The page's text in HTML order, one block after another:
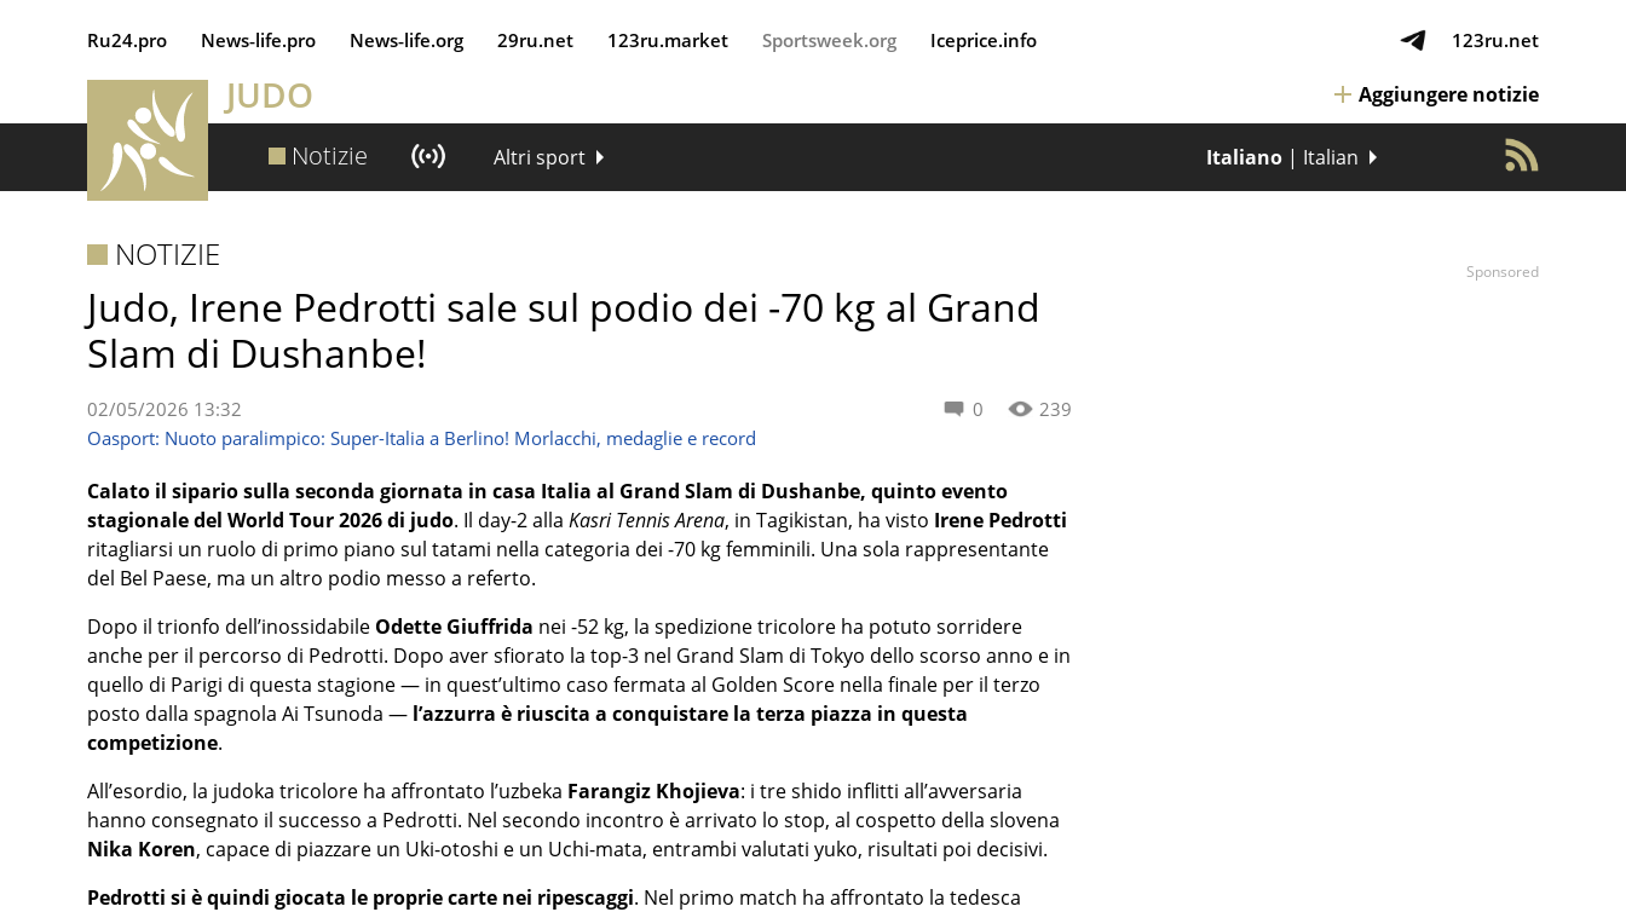
Ru24.pro News‑life.pro News‑life.org 29ru.net 123ru.market Sportsweek.org Iceprice.info 123ru.net
JUDO Aggiungere notizie
Notizie Altri sport Italiano | Italian
NOTIZIE
Judo, Irene Pedrotti sale sul podio dei -70 kg al Grand
Slam di Dushanbe!
0 239
02/05/2026 13:32
Oasport: Nuoto paralimpico: Super-Italia a Berlino! Morlacchi, medaglie e record
Calato il sipario sulla seconda giornata in casa Italia al Grand Slam di Dushanbe, quinto evento
stagionale del World Tour 2026 di judo. Il day-2 alla Kasri Tennis Arena, in Tagikistan, ha visto Irene Pedrotti
ritagliarsi un ruolo di primo piano sul tatami nella categoria dei -70 kg femminili. Una sola rappresentante
del Bel Paese, ma un altro podio messo a referto.
Dopo il trionfo dell’inossidabile Odette Giuffrida nei -52 kg, la spedizione tricolore ha potuto sorridere
anche per il percorso di Pedrotti. Dopo aver sfiorato la top-3 nel Grand Slam di Tokyo dello scorso anno e in
quello di Parigi di questa stagione — in quest’ultimo caso fermata al Golden Score nella finale per il terzo
posto dalla spagnola Ai Tsunoda — l’azzurra è riuscita a conquistare la terza piazza in questa
competizione.
All’esordio, la judoka tricolore ha affrontato l’uzbeka Farangiz Khojieva: i tre shido inflitti all’avversaria
hanno consegnato il successo a Pedrotti. Nel secondo incontro è arrivato lo stop, al cospetto della slovena
Nika Koren, capace di piazzare un Uki-otoshi e un Uchi-mata, entrambi valutati yuko, risultati poi decisivi.
Pedrotti si è quindi giocata le proprie carte nei ripescaggi. Nel primo match ha affrontato la tedesca
Sponsored